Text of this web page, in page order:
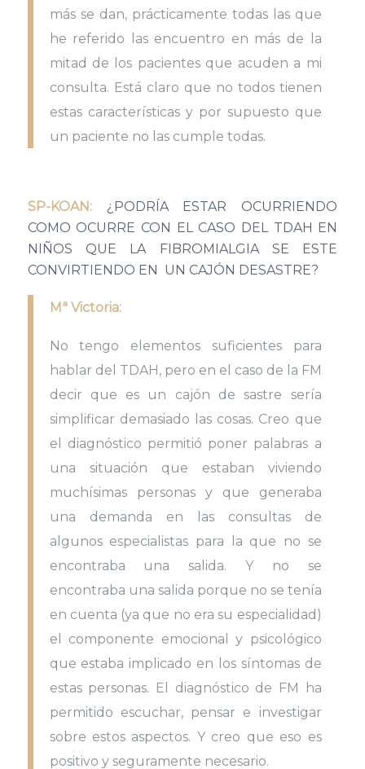
más se dan, prácticamente todas las que
he referido las encuentro en más de la
mitad de los pacientes que acuden a mi
consulta. Está claro que no todos tienen
estas características y por supuesto que
un paciente no las cumple todas.
SP-KOAN:¿PODRÍA ESTAR OCURRIENDO
COMO OCURRE CON EL CASO DEL TDAH EN
NIÑOS QUE LA FIBROMIALGIA SE ESTE
CONVIRTIENDO EN UN CAJÓN DESASTRE?
Mª Victoria:
No tengo elementos suficientes para
hablar del TDAH, pero en el caso de la FM
decir que es un cajón de sastre sería
simplificar demasiado las cosas. Creo que
el diagnóstico permitió poner palabras a
una situación que estaban viviendo
muchísimas personas y que generaba
una demanda en las consultas de
algunos especialistas para la que no se
encontraba una salida. Y no se
encontraba una salida porque no se tenía
en cuenta (ya que no era su especialidad)
el componente emocional y psicológico
que estaba implicado en los síntomas de
estas personas. El diagnóstico de FM ha
permitido escuchar, pensar e investigar
sobre estos aspectos. Y creo que eso es
positivo y seguramente necesario.